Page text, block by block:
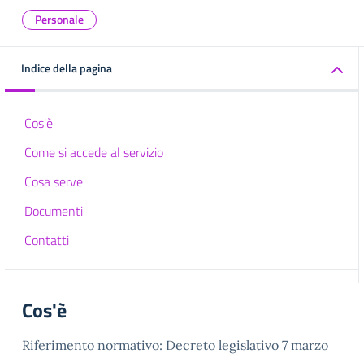
Personale
Indice della pagina
Cos'è
Come si accede al servizio
Cosa serve
Documenti
Contatti
Cos'è
Riferimento normativo: Decreto legislativo 7 marzo